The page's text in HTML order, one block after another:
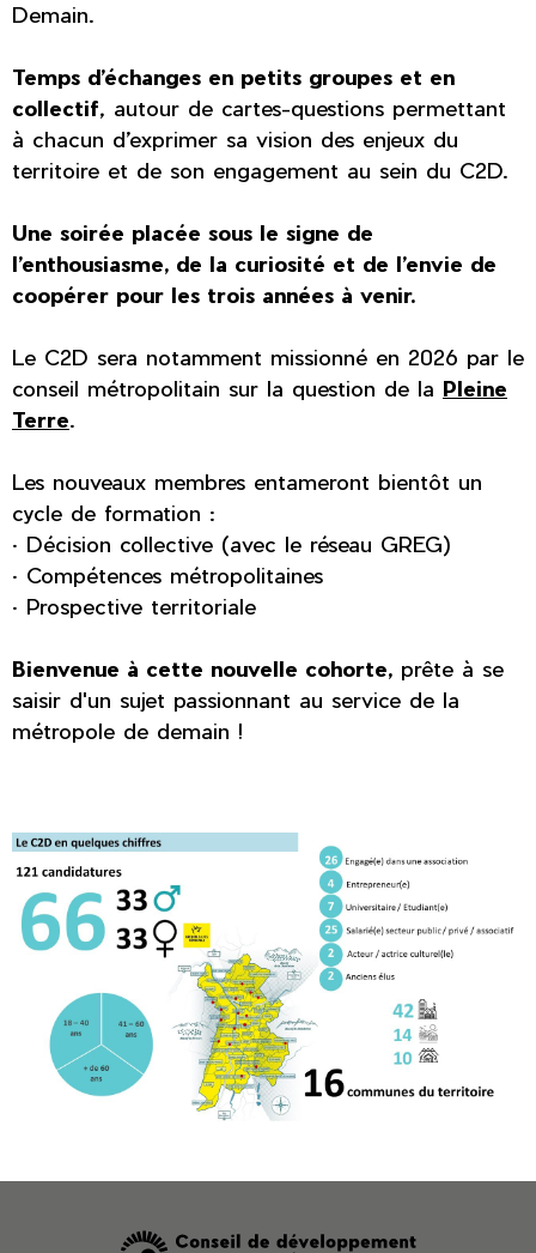
Demain.
Temps d’échanges en petits groupes et en
collectif, autour de cartes-questions permettant
à chacun d’exprimer sa vision des enjeux du
territoire et de son engagement au sein du C2D.
Une soirée placée sous le signe de
l’enthousiasme, de la curiosité et de l’envie de
coopérer pour les trois années à venir.
Le C2D sera notamment missionné en 2026 par le
conseil métropolitain sur la question de la Pleine
Terre.
Les nouveaux membres entameront bientôt un
cycle de formation :
· Décision collective (avec le réseau GREG)
· Compétences métropolitaines
· Prospective territoriale
Bienvenue à cette nouvelle cohorte, prête à se
saisir d'un sujet passionnant au service de la
métropole de demain !